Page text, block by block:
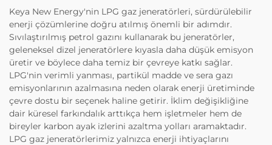
Keya New Energy'nin LPG gaz jeneratörleri, sürdürülebilir
enerji çözümlerine doğru atılmış önemli bir adımdır.
Sıvılaştırılmış petrol gazını kullanarak bu jeneratörler,
geleneksel dizel jeneratörlere kıyasla daha düşük emisyon
üretir ve böylece daha temiz bir çevreye katkı sağlar.
LPG'nin verimli yanması, partikül madde ve sera gazı
emisyonlarının azalmasına neden olarak enerji üretiminde
çevre dostu bir seçenek haline getirir. İklim değişikliğine
dair küresel farkındalık arttıkça hem işletmeler hem de
bireyler karbon ayak izlerini azaltma yolları aramaktadır.
LPG gaz jeneratörlerimiz yalnızca enerji ihtiyaçlarını